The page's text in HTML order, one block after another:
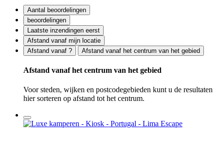
Aantal beoordelingen
beoordelingen
Laatste inzendingen eerst
Afstand vanaf mijn locatie
Afstand vanaf ?
Afstand vanaf het centrum van het gebied
Afstand vanaf het centrum van het gebied
Voor steden, wijken en postcodegebieden kunt u de resultaten
hier sorteren op afstand tot het centrum.